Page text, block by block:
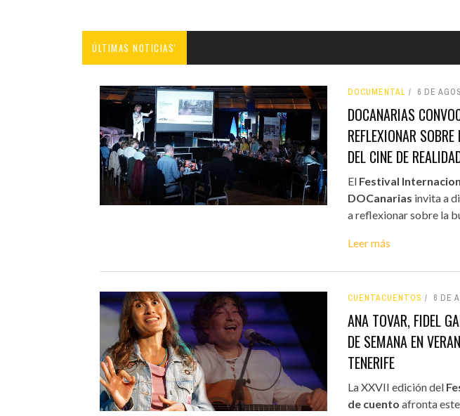
ÚLTIMAS NOTICIAS'
DOCUMENTAL 6 DE
DOCANARIAS
REFLEXIONAR
DEL CINE DE
El Festival
DOCanarias invita a
a reflexionar sobre la
Leer más
CUENTACUENTOS 6 DE
ANA TOVAR, FIDEL
DE SEMANA EN
TENERIFE
La XXVII edición del
de cuento afronta